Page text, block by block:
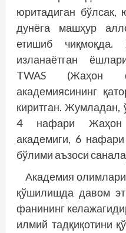
юритадиган бўлсак,
дунёга машҳур
етишиб чиқмоқда.
изланаётган
TWAS (Жаҳон
академиясининг
киритган. Жумладан,
4 нафари Жаҳон
академиги, 6
бўлими аъзоси
Академия
қўшилишда давом
фанининг
илмий тадқиқотини